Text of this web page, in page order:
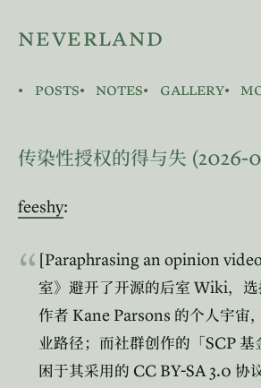
neverland
posts notes gallery
传染性授权的得与失 (2026-
feeshy:
[Paraphrasing an opinion
室》避开了开源的后室 Wiki，
作者 Kane Parsons 的个人宇宙
业路径；而社群创作的「SCP基
困于其采用的 CC BY-SA 3.0协